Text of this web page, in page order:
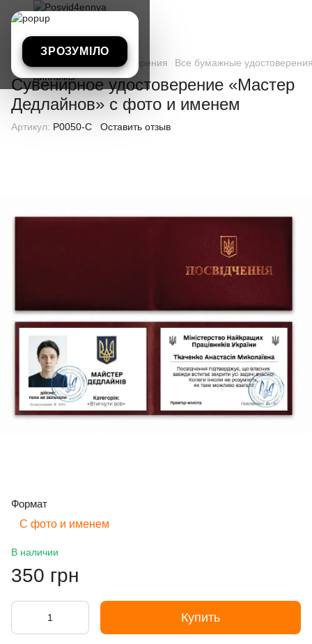
ЗРОЗУМІЛО
Все бумажные удостоверения Все бумажные
Сувенирное удостоверение «Мастер
Дедлайнов» с фото и именем
Артикул: P0050-C Оставить отзыв
Формат
С фото и именем
В наличии
350 грн
Купить